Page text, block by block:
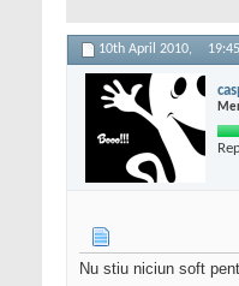
10th April 2010, 19:45
Nu stiu niciun soft